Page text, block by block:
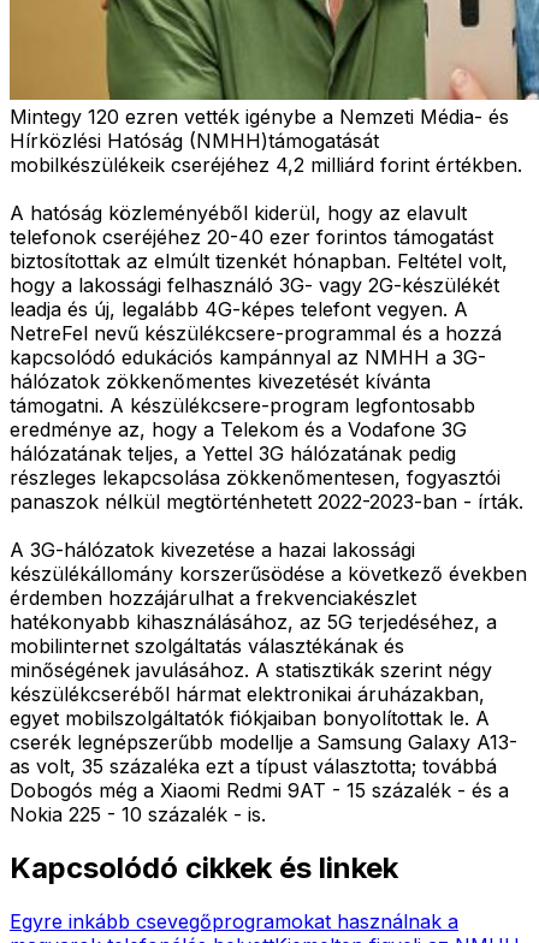
Mintegy 120 ezren vették igénybe a Nemzeti Média- és
Hírközlési Hatóság (NMHH)támogatását
mobilkészülékeik cseréjéhez 4,2 milliárd forint értékben.
A hatóság közleményéből kiderül, hogy az elavult
telefonok cseréjéhez 20-40 ezer forintos támogatást
biztosítottak az elmúlt tizenkét hónapban. Feltétel volt,
hogy a lakossági felhasználó 3G- vagy 2G-készülékét
leadja és új, legalább 4G-képes telefont vegyen. A
NetreFel nevű készülékcsere-programmal és a hozzá
kapcsolódó edukációs kampánnyal az NMHH a 3G-
hálózatok zökkenőmentes kivezetését kívánta
támogatni. A készülékcsere-program legfontosabb
eredménye az, hogy a Telekom és a Vodafone 3G
hálózatának teljes, a Yettel 3G hálózatának pedig
részleges lekapcsolása zökkenőmentesen, fogyasztói
panaszok nélkül megtörténhetett 2022-2023-ban - írták.
A 3G-hálózatok kivezetése a hazai lakossági
készülékállomány korszerűsödése a következő években
érdemben hozzájárulhat a frekvenciakészlet
hatékonyabb kihasználásához, az 5G terjedéséhez, a
mobilinternet szolgáltatás választékának és
minőségének javulásához. A statisztikák szerint négy
készülékcseréből hármat elektronikai áruházakban,
egyet mobilszolgáltatók fiókjaiban bonyolítottak le. A
cserék legnépszerűbb modellje a Samsung Galaxy A13-
as volt, 35 százaléka ezt a típust választotta; továbbá
Dobogós még a Xiaomi Redmi 9AT - 15 százalék - és a
Nokia 225 - 10 százalék - is.
Kapcsolódó cikkek és linkek
Egyre inkább csevegőprogramokat használnak a